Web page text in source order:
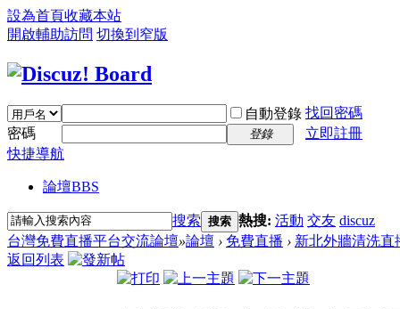
設為首頁收藏本站
開啟輔助訪問 切換到窄版
自動登錄 找回密碼
密碼
登錄
立即註冊
快捷導航
論壇BBS
搜索 搜索 熱搜: 活動 交友 discuz
台灣免費直播平台交流論壇»論壇 › 免費直播 › 新北外牆清洗直
返回列表